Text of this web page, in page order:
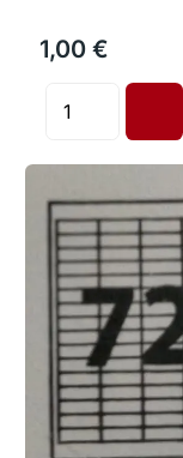
1,00 €